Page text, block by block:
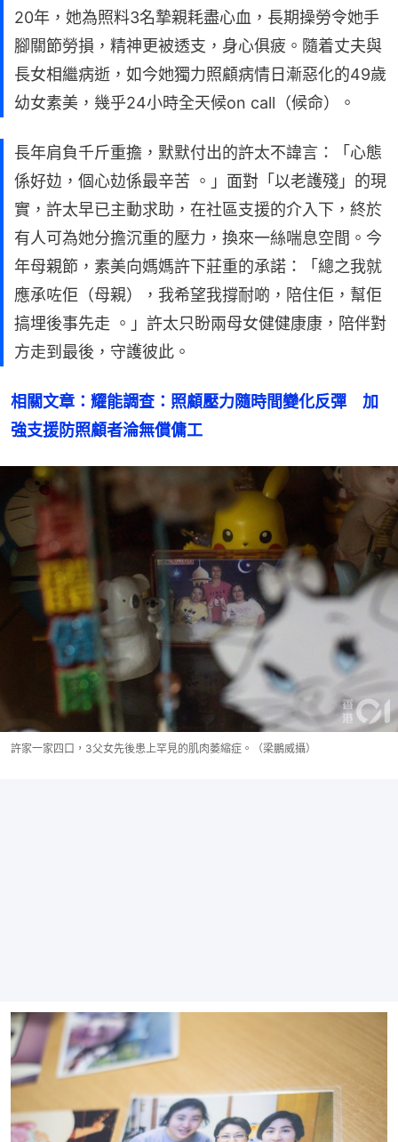
20年，她為照料3名摯親耗盡心血，長期操勞令她手
腳關節勞損，精神更被透支，身心俱疲。隨着丈夫與
長女相繼病逝，如今她獨力照顧病情日漸惡化的49歲
幼女素美，幾乎24小時全天候on call（候命）。
長年肩負千斤重擔，默默付出的許太不諱言：「心態
係好攰，個心攰係最辛苦 。」面對「以老護殘」的現
實，許太早已主動求助，在社區支援的介入下，終於
有人可為她分擔沉重的壓力，換來一絲喘息空間。今
年母親節，素美向媽媽許下莊重的承諾：「總之我就
應承咗佢（母親），我希望我撐耐啲，陪住佢，幫佢
搞埋後事先走 。」許太只盼兩母女健健康康，陪伴對
方走到最後，守護彼此。
相關文章：耀能調查：照顧壓力隨時間變化反彈　加
強支援防照顧者淪無償傭工
許家一家四口，3父女先後患上罕見的肌肉萎縮症。（梁鵬威攝）